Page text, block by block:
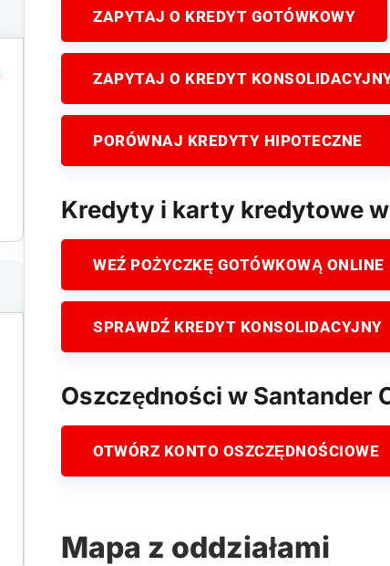
ZAPYTAJ O KREDYT GOTÓWKOWY
ZAPYTAJ O KREDYT
PORÓWNAJ KREDYTY HIPOTECZNE
Kredyty i karty kredytowe
WEŹ POŻYCZKĘ GOTÓWKOWĄ ONLINE
SPRAWDŹ KREDYT KONSOLIDACYJNY
Oszczędności w Santander
OTWÓRZ KONTO OSZCZĘDNOŚCIOWE
Mapa z oddziałami